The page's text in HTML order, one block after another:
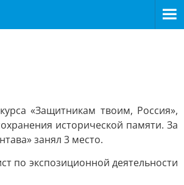
«Защитникам твоим, Россия»,
исторической памяти. За
занял 3 место.
по экспозиционной деятельности